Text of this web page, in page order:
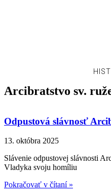
Arcibratstvo sv.
Odpustová slávnosť
13. októbra 2025
Slávenie odpustovej slávnosti
Vladyka svoju homíliu
Pokračovať v čítaní »